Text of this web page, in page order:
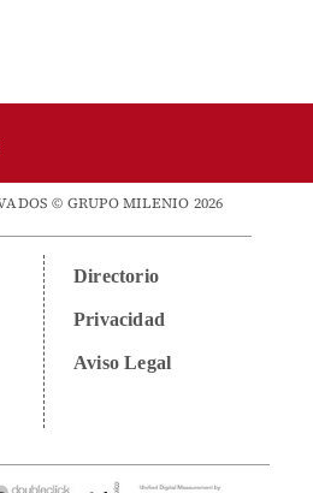
© GRUPO MILENIO 2026
Directorio
Privacidad
Aviso Legal